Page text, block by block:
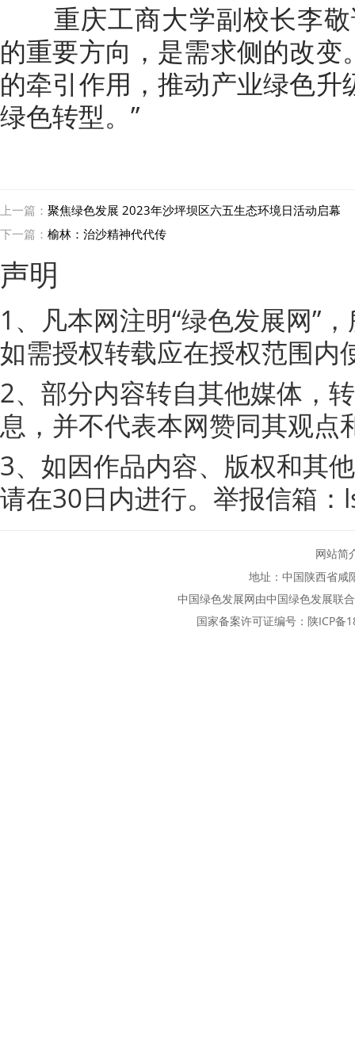
重庆工商大学副校长李敬
的重要方向，是需求侧的改
的牵引作用，推动产业绿色
绿色转型。”
上一篇： 聚焦绿色发展 2023年沙坪坝区六五生态环境日活动启幕
下一篇： 榆林：治沙精神代代传
声明
1、凡本网注明“绿色发展网”
如需授权转载应在授权范围内
2、部分内容转自其他媒体，
息，并不代表本网赞同其观点
3、如因作品内容、版权和其
请在30日内进行。举报信箱
网站简
地址：中国陕西省咸
中国绿色发展网由中国绿色发展联
国家备案许可证编号： 陕ICP备